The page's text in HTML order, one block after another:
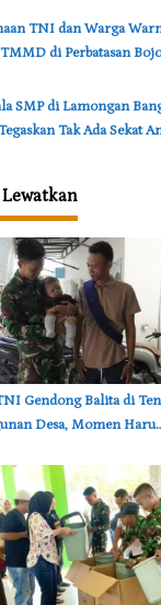
TNI dan Warga
di Perbatasan
SMP di Lamongan
Tak Ada Sekat
Gendong Balita di
Desa, Momen Haru